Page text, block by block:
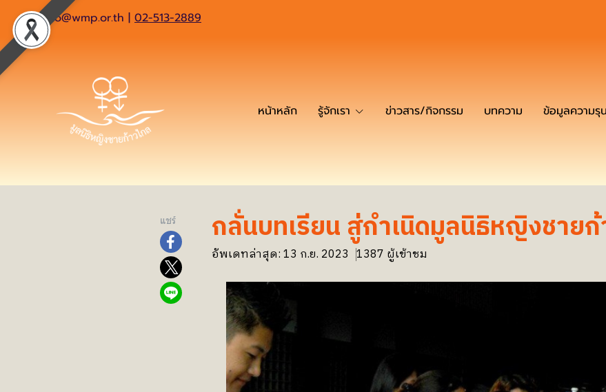
info@wmp.or.th | 02-513-2889
หน้าหลัก รู้จักเรา ข่าวสาร/กิจกรรม บทความ ข้อมูลความรุ
แชร์ กลั่นบทเรียน สู่กำเนิดมูลนิธิหญิงชายก้
อัพเดทล่าสุด: 13 ก.ย. 2023 1387 ผู้เข้าชม